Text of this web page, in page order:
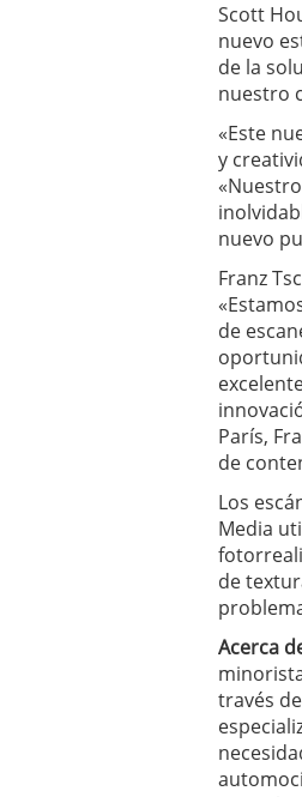
Scott
nuevo
de la
nuestro
«Este
y
nuevo
Franz
de
París,
de
Los
Media
de
Acerca
través